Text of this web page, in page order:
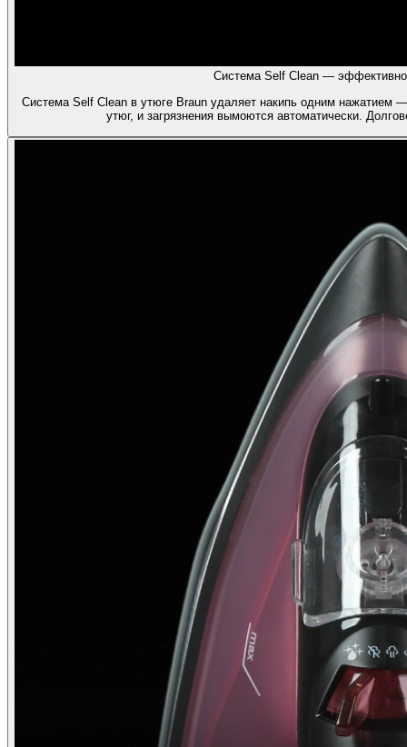
Система Self Clean —
Система Self Clean в утюге Braun удаляет накипь одним нажатием
утюг, и загрязнения вымоются автоматически.